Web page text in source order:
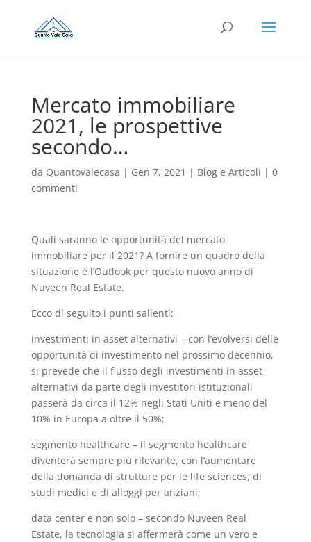
Mercato immobiliare
2021, le prospettive
secondo…
da Quantovalecasa | Gen 7, 2021 | Blog e Articoli | 0
commenti
Quali saranno le opportunità del mercato
immobiliare per il 2021? A fornire un quadro della
situazione è l’Outlook per questo nuovo anno di
Nuveen Real Estate.
Ecco di seguito i punti salienti:
investimenti in asset alternativi – con l’evolversi delle
opportunità di investimento nel prossimo decennio,
si prevede che il flusso degli investimenti in asset
alternativi da parte degli investitori istituzionali
passerà da circa il 12% negli Stati Uniti e meno del
10% in Europa a oltre il 50%;
segmento healthcare – il segmento healthcare
diventerà sempre più rilevante, con l’aumentare
della domanda di strutture per le life sciences, di
studi medici e di alloggi per anziani;
data center e non solo – secondo Nuveen Real
Estate, la tecnologia si affermerà come un vero e